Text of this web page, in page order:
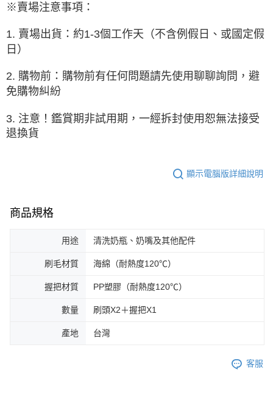
※賣場注意事項：
1. 賣場出貨：約1-3個工作天（不含例假日、或國定假
日）
2. 購物前：購物前有任何問題請先使用聊聊詢問，避
免購物糾紛
3. 注意！鑑賞期非試用期，一經拆封使用恕無法接受
退換貨
顯示電腦版詳細說明
商品規格
用途 清洗奶瓶、奶嘴及其他配件
刷毛材質 海綿（耐熱度120℃）
握把材質 PP塑膠（耐熱度120℃）
數量 刷頭X2＋握把X1
產地 台灣
客服